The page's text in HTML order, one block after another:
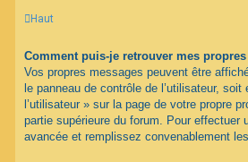
Haut
Comment puis-je retrouver mes
Vos propres messages peuvent être
le panneau de contrôle de l’utilisateur,
l’utilisateur » sur la page de votre propre
partie supérieure du forum. Pour
avancée et remplissez convenablement